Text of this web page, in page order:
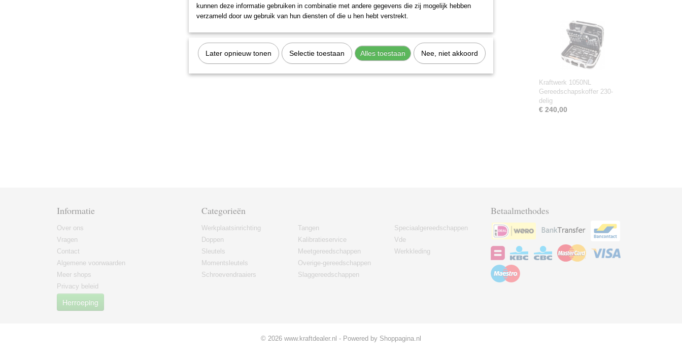
Kraftwerk 1050NL
Gereedschapskoffer 230-
delig
€ 240,00
Informatie
Over ons
Vragen
Contact
Algemene voorwaarden
Meer shops
Privacy beleid
Herroeping
Categorieën
Werkplaatsinrichting
Doppen
Sleutels
Momentsleutels
Schroevendraaiers
Tangen
Kalibratieservice
Meetgereedschappen
Overige-gereedschappen
Slaggereedschappen
Speciaalgereedschappen
Vde
Werkkleding
Betaalmethodes
© 2026 www.kraftdealer.nl - Powered by Shoppagina.nl
kunnen deze informatie gebruiken in combinatie met andere gegevens die zij mogelijk hebben
verzameld door uw gebruik van hun diensten of die u hen hebt verstrekt.
Later opnieuw tonen Selectie toestaan Alles toestaan Nee, niet akkoord